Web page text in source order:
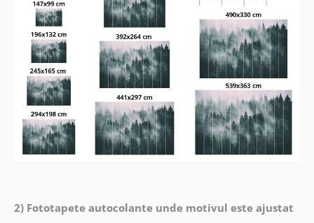
2) Fototapete autocolante unde motivul este ajustat